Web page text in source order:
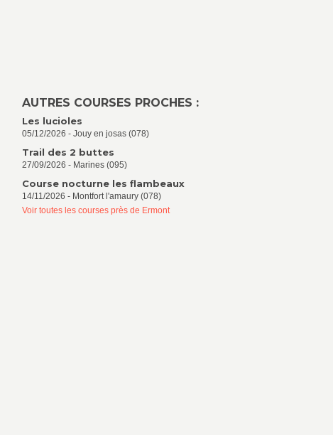
AUTRES COURSES PROCHES :
Les lucioles
05/12/2026 - Jouy en josas (078)
Trail des 2 buttes
27/09/2026 - Marines (095)
Course nocturne les flambeaux
14/11/2026 - Montfort l'amaury (078)
Voir toutes les courses près de Ermont